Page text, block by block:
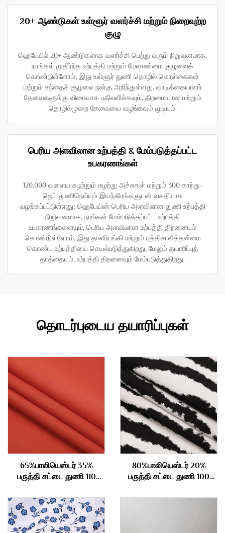
20+ ஆண்டுகள் உள்ளூர் வளர்ச்சி மற்றும் நிறைவுற்ற
குழு
ஹெபேயில் 20+ ஆண்டுகளாக வளர்ச்சி பெற்று வரும் நிறுவனமாக,
நாங்கள் முதிர்ந்த உற்பத்தி மற்றும் மேலாண்மை குழுவைக்
கொண்டுள்ளோம்; இது உள்ளூர் துணி தொழில் கொள்கைகள்
மற்றும் சந்தைச் சூழலை நன்கு அறிந்துள்ளது, வாடிக்கையாளர்
தேவைகளுக்கு விரைவாக பதிலளிக்கவும், திறமையான மற்றும்
தொழில்முறை சேவையை வழங்கவும் முடியும்.
பெரிய அளவிலான உற்பத்தி & மேம்படுத்தப்பட்ட
உபகரணங்கள்
120,000 வளைய சுழற்றும் சுழற்று அச்சுகள் மற்றும் 300 காற்று-
ஜெட் துணிநெய்யும் இயந்திரங்களுடன் வசதியாக
வழங்கப்பட்டுள்ளது; ஹெபேயின் பெரிய அளவிலான துணி உற்பத்தி
நிறுவனமாக, நாங்கள் மேம்படுத்தப்பட்ட உற்பத்தி
உபகரணங்களையும், பெரிய அளவிலான உற்பத்தி திறனையும்
கொண்டுள்ளோம், இது தானியங்கி மற்றும் புத்திசாலித்தன்மை
கொண்ட உற்பத்தியை செயல்படுத்துகிறது, மேலும் தயாரிப்புத்
தரத்தையும், உற்பத்தி திறனையும் மேம்படுத்துகிறது.
தொடர்புடைய தயாரிப்புகள்
65%பாலியெஸ்டர் 35%
பருத்தி சட்டை துணி 110
80%பாலியெஸ்டர் 20%
பருத்தி சட்டை துணி 100